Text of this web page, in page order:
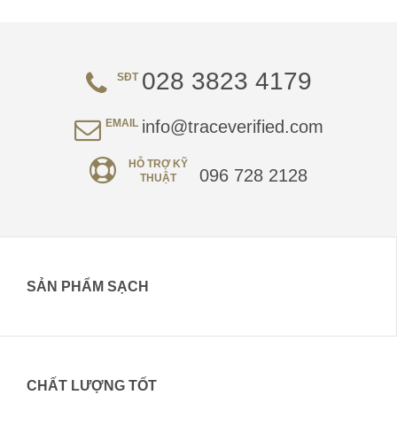
SĐT 028 3823 4179
EMAIL info@traceverified.com
HỖ TRỢ KỸ
THUẬT
096 728 2128
SẢN PHẨM SẠCH
CHẤT LƯỢNG TỐT